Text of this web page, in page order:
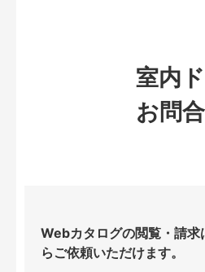
室内
お問
Webカタログの閲覧・請求
らご依頼いただけます。